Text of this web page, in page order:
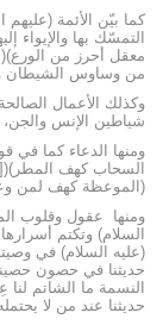
كما بيّن الأئمة
التمسّك بها والإيواء
من وساوس الشيطان
وكذلك الأعمال
شياطين الإنس
ومنها الدعاء كما في
(الموعظة كهف لمن
ومنها عقول وقلوب
السلام) وتكتم
(عليه السلام) في
حديثنا في حصون
النسمة ما الشاتم لنا
حديثنا عند من لا